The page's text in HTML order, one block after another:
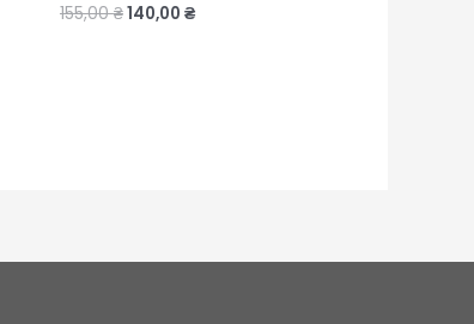
Оцінено
в
155,00₴140,00 ₴